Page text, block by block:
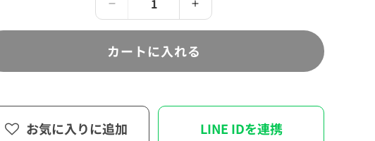
売
で
き
せ
ん
る
か
販
で
き
れ
て
い
か
販
せ
ん
SWANK
Latest
Track
Jacket
量
SWANK
Latest
Track
Jacket
量
カートに入れる
お気に入りに追加 LINE IDを連携